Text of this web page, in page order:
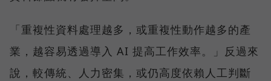
「重複性資料處理越多，或重複性動作越多的產
業，越容易透過導入 AI 提高工作效率。」反過來
說，較傳統、人力密集，或仍高度依賴人工判斷